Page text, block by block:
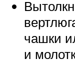
чашки
и